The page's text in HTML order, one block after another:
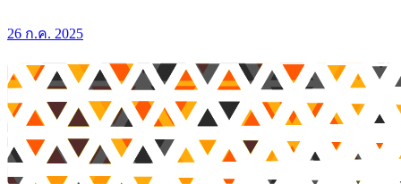
26 ก.ค. 2025